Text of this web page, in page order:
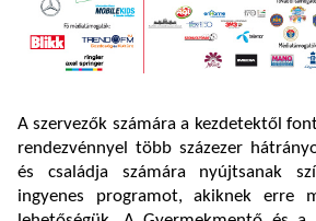
A szervezők számára a kezdetektől
rendezvénnyel több százezer
és családja számára nyújtsanak
ingyenes programot, akiknek erre